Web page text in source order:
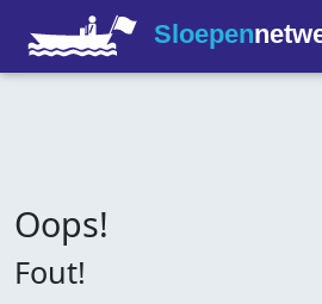
Sloepen
Oops!
Fout!